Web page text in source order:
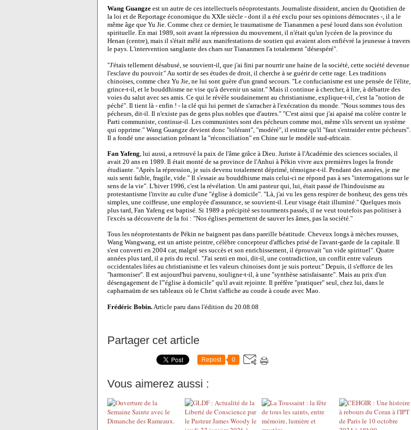
Wang Guangze est un autre de ces intellectuels néoprotestants. Journaliste dissident, ancien du Quotidien de
la loi et de Reportage économique du XXIe siècle - dont il a été exclu pour ses opinions démocrates -, il a le
même âge que Yu Jie. Comme chez ce dernier, le traumatisme de Tiananmen a pesé lourd dans son évolution
spirituelle. En mai 1989, soit avant la répression du mouvement, il n'était qu'un lycéen de la province du
Henan (centre), mais il s'était mêlé aux manifestations de soutien qui avaient alors enfiévré la jeunesse à travers
le pays. L'intervention sanglante des chars sur Tiananmen l'a totalement "désespéré".
"J'étais tellement désabusé, se souvient-il, que j'ai fini par nourrir une haine de la société, cette société devenue
l'esclave du pouvoir." Au sortir de ses études de droit, il cherche à se guérir de cette rage. Les traditions
chinoises, comme chez Yu Jie, ne lui sont guère d'un grand secours. "Le confucianisme est une pensée de l'élite,
grince-t-il, et le bouddhisme ne vise qu'à devenir un saint." Mais il continue à chercher, à lire, à débattre des
voies du salut avec ses amis. Ce qui le révèle soudainement au christianisme, explique-t-il, c'est la "notion de
péché". Il tient là - enfin ! - la clé qui lui permet de s'arracher à l'exécration du monde. "Nous sommes tous des
pécheurs, dit-il. Il n'existe pas de gens plus nobles que d'autres." "C'est ainsi que j'ai apaisé ma colère contre le
Parti communiste, continue-il. Les communistes sont des pécheurs comme moi, même s'ils servent un système
qui opprime." Wang Guangze devient donc "tolérant", "modéré", il estime qu'il "faut s'entraider entre pécheurs".
Il a fondé une association prônant la "réconciliation" en Chine sur le modèle sud-africain.
Fan Yafeng, lui aussi, a retrouvé la paix de l'âme grâce à Dieu. Juriste à l'Académie des sciences sociales, il
avait 20 ans en 1989. Il était monté de sa province de l'Anhui à Pékin vivre aux premières loges la fronde
étudiante. "Après la répression, je suis devenu totalement déprimé, témoigne-t-il. Pendant des années, je me
suis senti faible, fragile, vide." Il s'essaie au bouddhisme mais celui-ci ne répond pas à ses "interrogations sur le
sens de la vie". L'hiver 1996, c'est la révélation. Un ami pasteur qui, lui, était passé de l'hindouisme au
protestantisme l'invite au culte d'une "église à domicile". "Là, j'ai vu les gens respirer de bonheur, des gens très
simples, une coiffeuse, une employée d'assurance, se souvient-il. Leur visage était illuminé." Quelques mois
plus tard, Fan Yafeng est baptisé. Si 1989 a précipité ses tourments passés, il ne veut toutefois pas politiser à
l'excès sa découverte de la foi : "Nos églises permettent de sauver les âmes, pas la société."
Tous les néoprotestants de Pékin ne baignent pas dans pareille béatitude. Cheveux longs à mèches rousses,
Wang Wangwang, est un artiste peintre, célèbre concepteur d'affiches prisé de l'avant-garde de la capitale. Il
s'est converti en 2004 car, malgré ses succès et son enrichissement, il éprouvait "un vide spirituel". Quatre
années plus tard, il a pris du recul. "J'ai senti en moi, dit-il, une contradiction, un conflit entre valeurs
occidentales liées au christianisme et les valeurs chinoises dont je suis porteur." Depuis, il s'efforce de les
"harmoniser". Il est aujourd'hui parvenu, souligne-t-il, à une "synthèse satisfaisante". Mais au prix d'un
désengagement de l'"église à domicile" qu'il avait rejointe. Il préfère "pratiquer" seul, chez lui, dans le
capharnaüm de ses tableaux où le Christ s'affiche au coude à coude avec Mao.
Frédéric Bobin.Article paru dans l'édition du 20.08.08
Partager cet article
Repost 0
Vous aimerez aussi :